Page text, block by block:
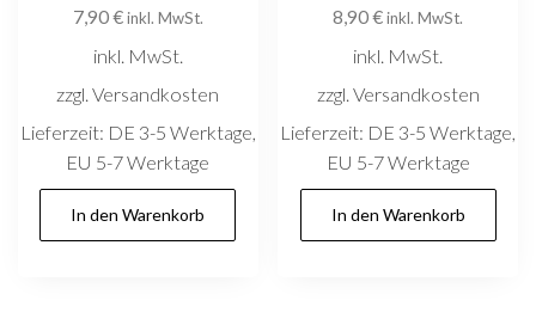
7,90€inkl. MwSt.
inkl. MwSt.
zzgl. Versandkosten
Lieferzeit: DE 3-5 Werktage,
EU 5-7 Werktage
In den Warenkorb
8,90€inkl. MwSt.
inkl. MwSt.
zzgl. Versandkosten
Lieferzeit: DE 3-5 Werktage,
EU 5-7 Werktage
In den Warenkorb